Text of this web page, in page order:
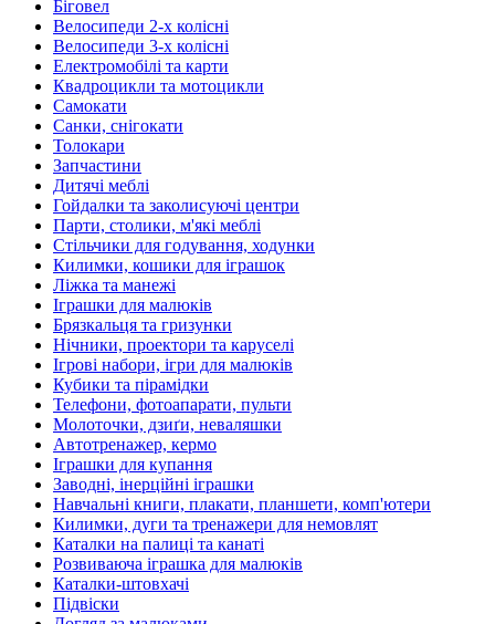
Біговел
Велосипеди 2-х колісні
Велосипеди 3-х колісні
Електромобілі та карти
Квадроцикли та мотоцикли
Самокати
Санки, снігокати
Толокари
Запчастини
Дитячі меблі
Гойдалки та заколисуючі центри
Парти, столики, м'які меблі
Стільчики для годування, ходунки
Килимки, кошики для іграшок
Ліжка та манежі
Іграшки для малюків
Брязкальця та гризунки
Нічники, проектори та каруселі
Ігрові набори, ігри для малюків
Кубики та пірамідки
Телефони, фотоапарати, пульти
Молоточки, дзиґи, неваляшки
Автотренажер, кермо
Іграшки для купання
Заводні, інерційні іграшки
Навчальні книги, плакати, планшети, комп'ютери
Килимки, дуги та тренажери для немовлят
Каталки на палиці та канаті
Розвиваюча іграшка для малюків
Каталки-штовхачі
Підвіски